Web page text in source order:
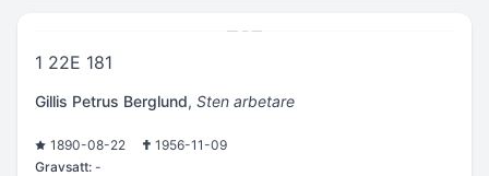
1 22E 181
Gillis Petrus Berglund, Sten arbetare
1890-08-22
1956-11-09
Gravsatt: -